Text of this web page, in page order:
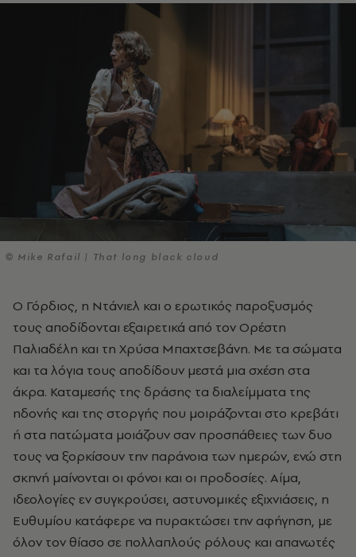
© Mike Rafail | That long black cloud
Ο Γόρδιος, η Ντάνιελ και ο ερωτικός παροξυσμός
τους αποδίδονται εξαιρετικά από τον Ορέστη
Παλιαδέλη και τη Χρύσα Μπαχτσεβάνη. Με τα σώματα
και τα λόγια τους αποδίδουν μεστά μια σχέση στα
άκρα. Καταμεσής της δράσης τα διαλείμματα της
ηδονής και της στοργής που μοιράζονται στο κρεβάτι
ή στα πατώματα μοιάζουν σαν προσπάθειες των δυο
τους να ξορκίσουν την παράνοια των ημερών, ενώ στη
σκηνή μαίνονται οι φόνοι και οι προδοσίες. Αίμα,
ιδεολογίες εν συγκρούσει, αστυνομικές εξιχνιάσεις, η
Ευθυμίου κατάφερε να πυρακτώσει την αφήγηση, με
όλον τον θίασο σε πολλαπλούς ρόλους και απανωτές